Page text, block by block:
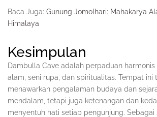
Baca Juga: Gunung Jomolhari: Mahakarya
Himalaya
Kesimpulan
Dambulla Cave adalah perpaduan
alam, seni rupa, dan spiritualitas. Tempat ini
menawarkan pengalaman budaya dan
mendalam, tetapi juga ketenangan dan
menyentuh hati setiap pengunjung. Sebagai